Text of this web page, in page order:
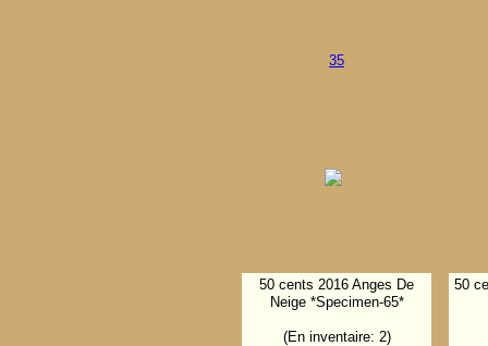
35
50 cents 2016 Anges De
Neige *Specimen-65*
(En inventaire: 2)
50